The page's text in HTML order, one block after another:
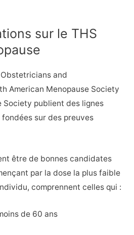
sur le THS
Obstetricians and
American Menopause Society
Society publient des lignes
sur des preuves
être de bonnes candidates
par la dose la plus faible
comprennent celles qui :
de 60 ans